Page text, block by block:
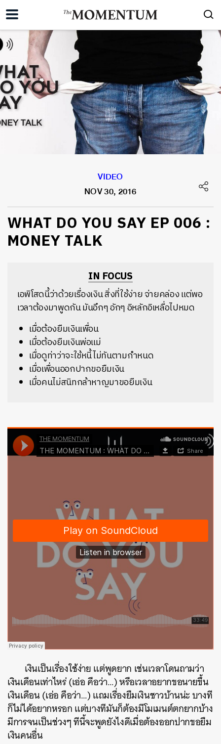
VIDEO
NOV 30, 2016
WHAT DO YOU SAY EP 006 :
MONEY TALK
IN FOCUS
เอพิโสดนี้ว่าด้วยเรื่องเงิน สิ่งที่ใช้ง่าย จ่ายคล่อง แต่พอ
เวลาต้องมาพูดกัน มันอึกๆ อักๆ อิหลักอิเหลื่อไปหมด
เมื่อต้องยืมเงินเพื่อน
เมื่อต้องยืมเงินพ่อแม่
เมื่อดูท่าว่าจะใช้หนี้ไม่ทันตามกำหนด
เมื่อเพื่อนออกปากขอยืมเงิน
เมื่อคนไม่สนิทกล้าหาญมาขอยืมเงิน
เงินเป็นเรื่องใช้ง่าย แต่พูดยาก เช่นเวลาโดนถามว่า
เงินเดือนเท่าไหร่ (เอ่อ คือว่า…) หรือเวลาอยากขอนายขึ้น
เงินเดือน (เอ่อ คือว่า…) แถมเรื่องยืมเงินชาวบ้านน่ะ บางที
ก็ไม่ได้อยากหรอก แต่บางทีมันก็ต้องมีโมเมนต์ตกยากบ้าง
มีการจนเป็นช่วงๆ ทีนี้จะพูดยังไงดีเมื่อต้องออกปากขอยืม
เงินคนอื่น